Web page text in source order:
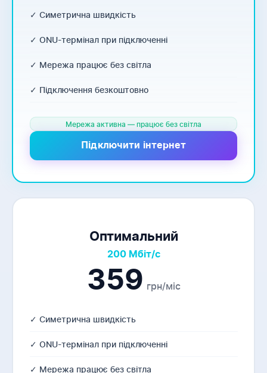
✓ Симетрична швидкість
✓ ONU-термінал при підключенні
✓ Мережа працює без світла
✓ Підключення безкоштовно
Мережа активна — працює без світла
Підключити інтернет
Оптимальний
200 Мбіт/с
359 грн/міс
✓ Симетрична швидкість
✓ ONU-термінал при підключенні
✓ Мережа працює без світла